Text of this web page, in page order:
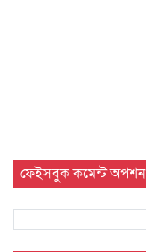
ফেইসবুক কমেন্ট অপশন